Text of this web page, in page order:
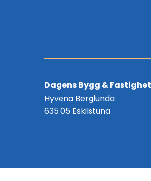
Dagens Bygg & Fastighet
Hyvena Berglunda
635 05 Eskilstuna